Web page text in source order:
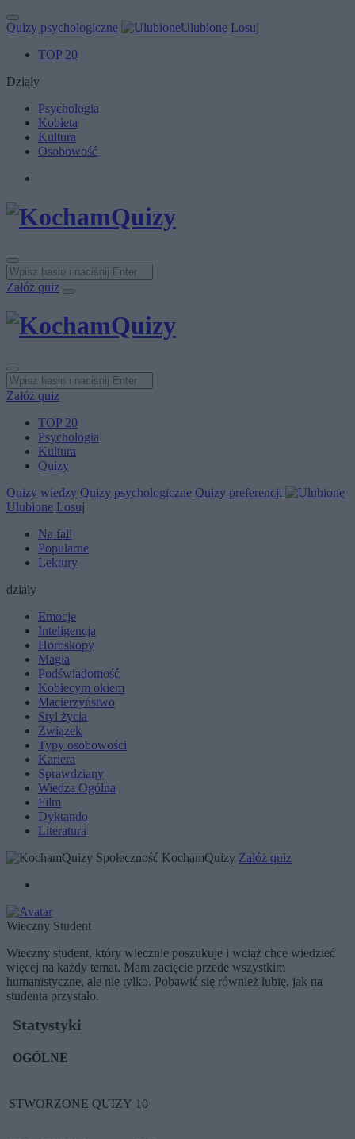
Quizy psychologiczne Ulubione Losuj
TOP 20
Działy
Psychologia
Kobieta
Kultura
Osobowość
Załóż quiz
Załóż quiz
TOP 20
Psychologia
Kultura
Quizy
Quizy wiedzy Quizy psychologiczne Quizy preferencji
Ulubione Losuj
Na fali
Popularne
Lektury
działy
Emocje
Inteligencja
Horoskopy
Magia
Podświadomość
Kobiecym okiem
Macierzyństwo
Styl życia
Związek
Typy osobowości
Kariera
Sprawdziany
Wiedza Ogólna
Film
Dyktando
Literatura
Społeczność KochamQuizy Załóż quiz
Wieczny Student
Wieczny student, który wiecznie poszukuje i wciąż chce wiedzieć
więcej na każdy temat. Mam zacięcie przede wszystkim
humanistyczne, ale nie tylko. Pobawić się również lubię, jak na
studenta przystało.
Statystyki
OGÓLNE
STWORZONE QUIZY 10